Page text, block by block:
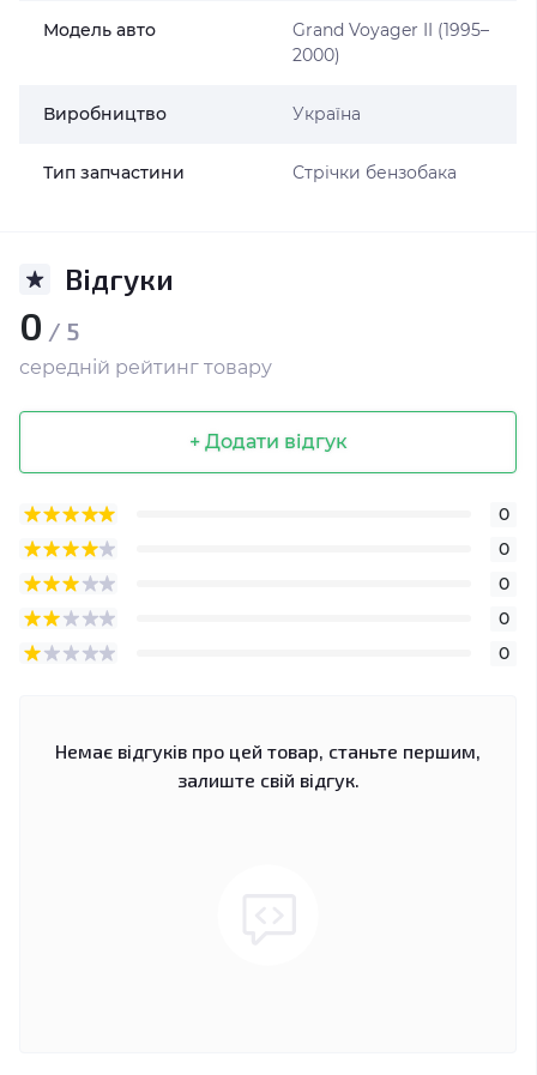
Модель авто
Grand Voyager II (1995–
2000)
Виробництво Україна
Тип запчастини Стрічки бензобака
Відгуки
0 / 5
середній рейтинг товару
+ Додати відгук
0
0
0
0
0
Немає відгуків про цей товар, станьте першим,
залиште свій відгук.